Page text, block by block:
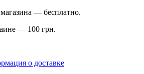
— бесплатно.
— 100 грн.
о доставке